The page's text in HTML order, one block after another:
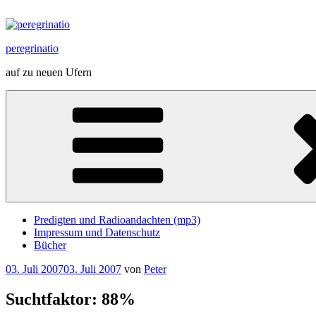
Inhalt
peregrinatio
auf zu neuen Ufern
Predigten und Radioandachten (mp3)
Impressum und Datenschutz
Bücher
Veröffentlicht
03. Juli 200703. Juli 2007 von Peter
Suchtfaktor: 88%